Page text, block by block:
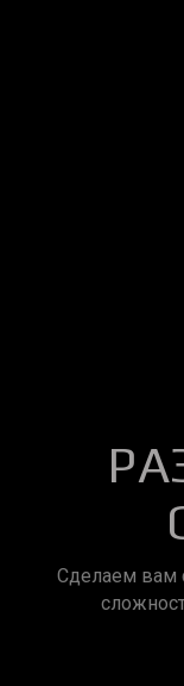
Сделаем вам